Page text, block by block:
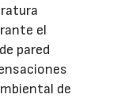
el
pared
de